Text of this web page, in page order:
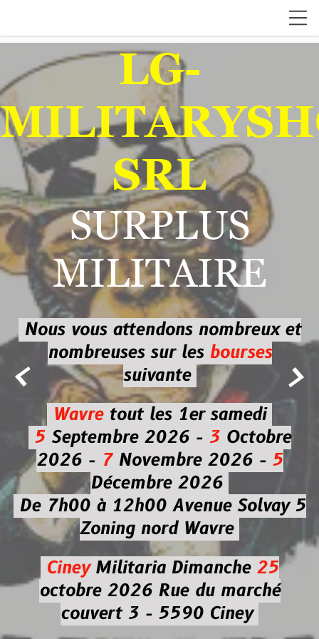
 
LG-
SRL
SURPLUS
MILITAIRE
Nous vous attendons nombreux et
nombreuses sur les bourses
suivante
Wavretout les 1er samedi
5Septembre 2026 - 3Octobre
2026 -7Novembre 2026 - 5
Décembre 2026
De 7h00 à 12h00 Avenue Solvay 5
Zoning nord Wavre
CineyMilitaria Dimanche 25
octobre 2026Rue du marché
couvert 3 - 5590 Ciney